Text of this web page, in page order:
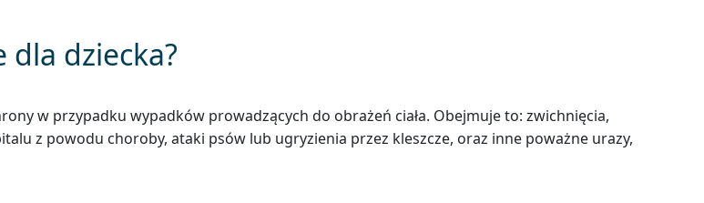
dla dziecka?
w przypadku wypadków prowadzących do obrażeń ciała. Obejmuje to: zwichnięcia,
z powodu choroby, ataki psów lub ugryzienia przez kleszcze, oraz inne poważne urazy,